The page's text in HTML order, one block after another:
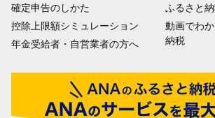
確定申告のしかた
控除上限額シミュレーション
年金受給者・自営業者の方へ
ふるさと
動画でわ
納税